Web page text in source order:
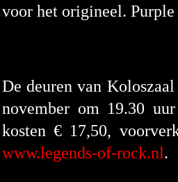
voor het origineel.
De deuren van
november om 19.30
kosten € 17,50,
www.legends-of-rock.nl.